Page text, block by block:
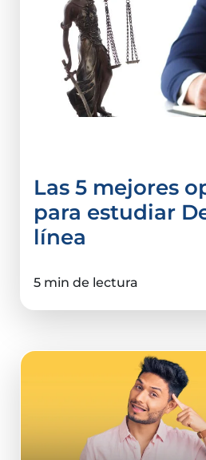
Las 5 mejores
para estudiar
línea
5 min de lectura